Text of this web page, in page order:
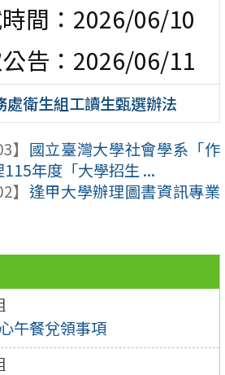
午餐兌領事項
間：2026/06/10
告：2026/06/11
處衛生組工讀生甄選辦法
】 國立臺灣大學社會學系「作
年度「大學招生 ...
】 逢甲大學辦理圖書資訊專業